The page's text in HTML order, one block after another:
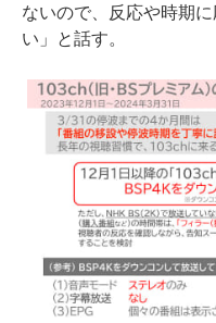
ないので、反応や時期
い」と話す。